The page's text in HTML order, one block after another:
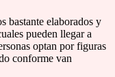
bastante elaborados y
pueden llegar a
optan por figuras
conforme van